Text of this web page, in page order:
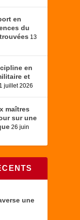
en
du
13
en
et
1 juillet 2026
maîtres
sur une
26 juin
une